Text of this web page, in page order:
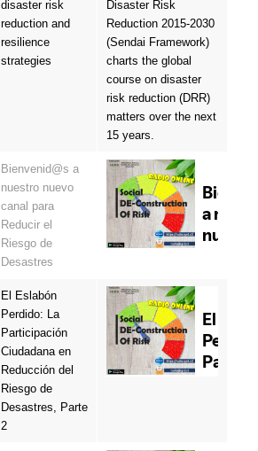
disaster risk
reduction and
resilience
strategies
Disaster Risk
Reduction 2015-2030
(Sendai Framework)
charts the global
course on disaster
risk reduction (DRR)
matters over the next
15 years.
Bienvenid@s a
nuestro nuevo
canal para
Reducir el
Riesgo de
Desastres
El Eslabón
Perdido: La
Participación
Ciudadana en
Reducción del
Riesgo de
Desastres, Parte
2